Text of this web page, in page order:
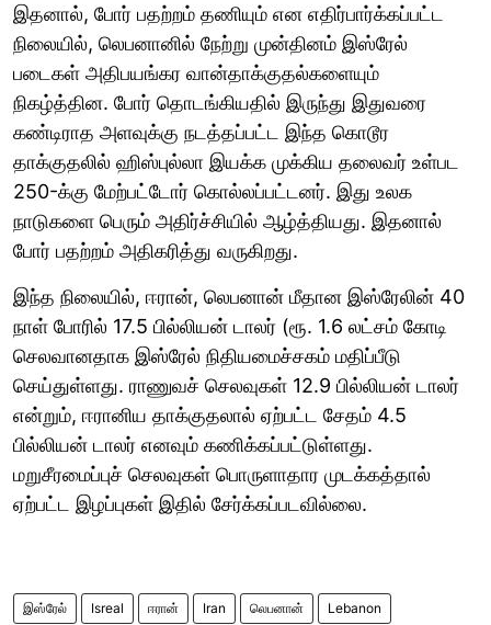
இதனால், போர் பதற்றம் தணியும் என எதிர்பார்க்கப்பட்ட
நிலையில், லெபனானில் நேற்று முன்தினம் இஸ்ரேல்
படைகள் அதிபயங்கர வான்தாக்குதல்களையும்
நிகழ்த்தின. போர் தொடங்கியதில் இருந்து இதுவரை
கண்டிராத அளவுக்கு நடத்தப்பட்ட இந்த கொடூர
தாக்குதலில் ஹிஸ்புல்லா இயக்க முக்கிய தலைவர் உள்பட
250-க்கு மேற்பட்டோர் கொல்லப்பட்டனர். இது உலக
நாடுகளை பெரும் அதிர்ச்சியில் ஆழ்த்தியது. இதனால்
போர் பதற்றம் அதிகரித்து வருகிறது.
இந்த நிலையில், ஈரான், லெபனான் மீதான இஸ்ரேலின் 40
நாள் போரில் 17.5 பில்லியன் டாலர் (ரூ. 1.6 லட்சம் கோடி
செலவானதாக இஸ்ரேல் நிதியமைச்சகம் மதிப்பீடு
செய்துள்ளது. ராணுவச் செலவுகள் 12.9 பில்லியன் டாலர்
என்றும், ஈரானிய தாக்குதலால் ஏற்பட்ட சேதம் 4.5
பில்லியன் டாலர் எனவும் கணிக்கப்பட்டுள்ளது.
மறுசீரமைப்புச் செலவுகள் பொருளாதார முடக்கத்தால்
ஏற்பட்ட இழப்புகள் இதில் சேர்க்கப்படவில்லை.
இஸ்ரேல் Isreal ஈரான் Iran லெபனான் Lebanon